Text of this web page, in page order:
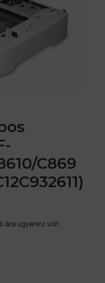
C869
ára ugyanez volt.